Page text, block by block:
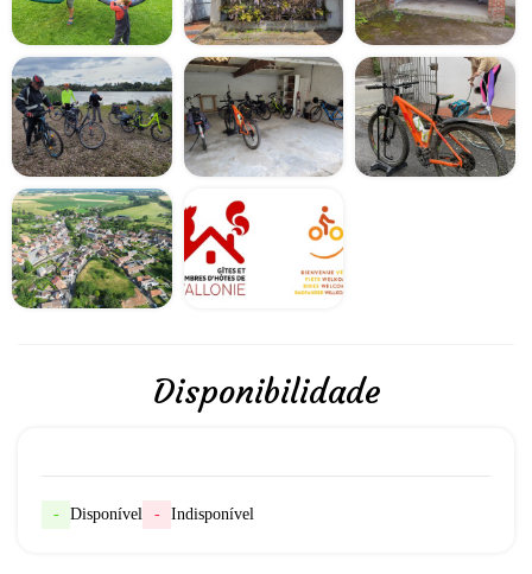
Disponibilidade
- Disponível - Indisponível